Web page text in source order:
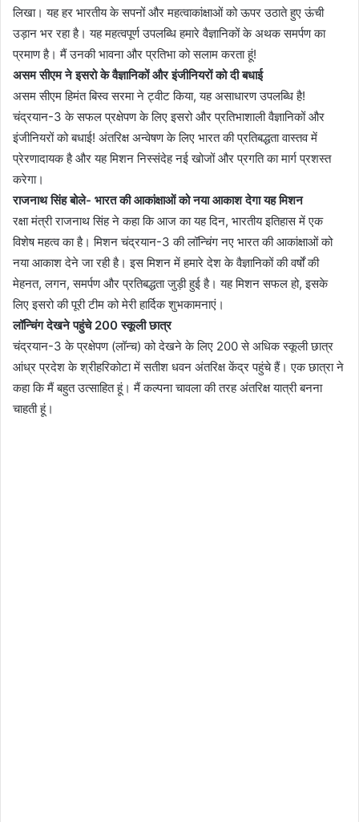
लिखा। यह हर भारतीय के सपनों और महत्वाकांक्षाओं को ऊपर उठाते हुए ऊंची
उड़ान भर रहा है। यह महत्वपूर्ण उपलब्धि हमारे वैज्ञानिकों के अथक समर्पण का
प्रमाण है। मैं उनकी भावना और प्रतिभा को सलाम करता हूं!
असम सीएम ने इसरो के वैज्ञानिकों और इंजीनियरों को दी बधाई
असम सीएम हिमंत बिस्व सरमा ने ट्वीट किया, यह असाधारण उपलब्धि है!
चंद्रयान-3 के सफल प्रक्षेपण के लिए इसरो और प्रतिभाशाली वैज्ञानिकों और
इंजीनियरों को बधाई! अंतरिक्ष अन्वेषण के लिए भारत की प्रतिबद्धता वास्तव में
प्रेरणादायक है और यह मिशन निस्संदेह नई खोजों और प्रगति का मार्ग प्रशस्त
करेगा।
राजनाथ सिंह बोले- भारत की आकांक्षाओं को नया आकाश देगा यह मिशन
रक्षा मंत्री राजनाथ सिंह ने कहा कि आज का यह दिन, भारतीय इतिहास में एक
विशेष महत्व का है। मिशन चंद्रयान-3 की लॉन्चिंग नए भारत की आकांक्षाओं को
नया आकाश देने जा रही है। इस मिशन में हमारे देश के वैज्ञानिकों की वर्षों की
मेहनत, लगन, समर्पण और प्रतिबद्धता जुड़ी हुई है। यह मिशन सफल हो, इसके
लिए इसरो की पूरी टीम को मेरी हार्दिक शुभकामनाएं।
लॉन्चिंग देखने पहुंचे 200 स्कूली छात्र
चंद्रयान-3 के प्रक्षेपण (लॉन्च) को देखने के लिए 200 से अधिक स्कूली छात्र
आंध्र प्रदेश के श्रीहरिकोटा में सतीश धवन अंतरिक्ष केंद्र पहुंचे हैं। एक छात्रा ने
कहा कि मैं बहुत उत्साहित हूं। मैं कल्पना चावला की तरह अंतरिक्ष यात्री बनना
चाहती हूं।